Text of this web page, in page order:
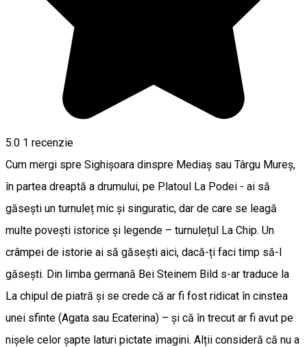
5.0 1 recenzie
Cum mergi spre Sighișoara dinspre Mediaș sau Târgu Mureș,
în partea dreaptă a drumului, pe Platoul La Podei - ai să
găsești un turnuleț mic și singuratic, dar de care se leagă
multe povești istorice și legende – turnulețul La Chip. Un
crâmpei de istorie ai să găsești aici, dacă-ți faci timp să-l
găsești. Din limba germană Bei Steinem Bild s-ar traduce la
La chipul de piatră și se crede că ar fi fost ridicat în cinstea
unei sfinte (Agata sau Ecaterina) – și că în trecut ar fi avut pe
nișele celor șapte laturi pictate imagini. Alții consideră că nu a